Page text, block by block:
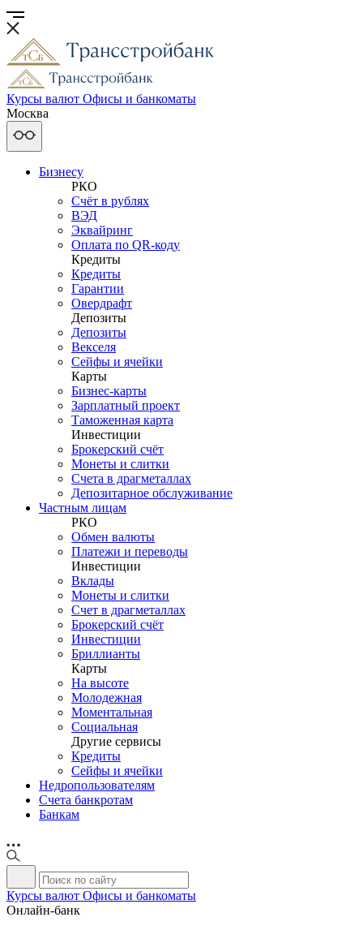
Курсы валют Офисы и банкоматы
Москва
Бизнесу
РКО
Счёт в рублях
ВЭД
Эквайринг
Оплата по QR-коду
Кредиты
Кредиты
Гарантии
Овердрафт
Депозиты
Депозиты
Векселя
Сейфы и ячейки
Карты
Бизнес-карты
Зарплатный проект
Таможенная карта
Инвестиции
Брокерский счёт
Монеты и слитки
Счета в драгметаллах
Депозитарное обслуживание
Частным лицам
РКО
Обмен валюты
Платежи и переводы
Инвестиции
Вклады
Монеты и слитки
Счет в драгметаллах
Брокерский счёт
Инвестиции
Бриллианты
Карты
На высоте
Молодежная
Моментальная
Социальная
Другие сервисы
Кредиты
Сейфы и ячейки
Недропользователям
Счета банкротам
Банкам
Курсы валют Офисы и банкоматы
Онлайн-банк